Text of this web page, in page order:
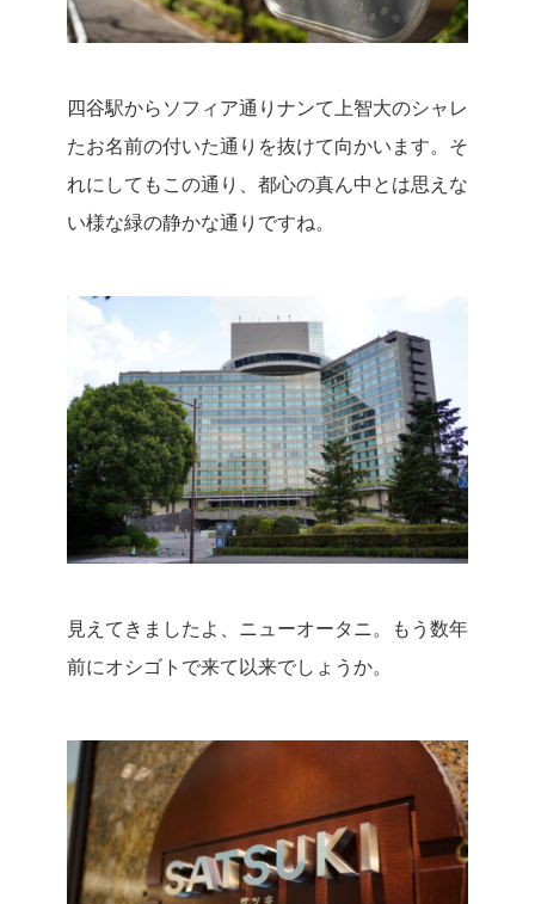
四谷駅からソフィア通りナンて上智大のシャレ
たお名前の付いた通りを抜けて向かいます。 そ
れにしてもこの通り、都心の真ん中とは思えな
い様な緑の静かな通りですね。
見えてきましたよ、ニューオータニ。
もう数年
前にオシゴトで来て以来でしょうか。